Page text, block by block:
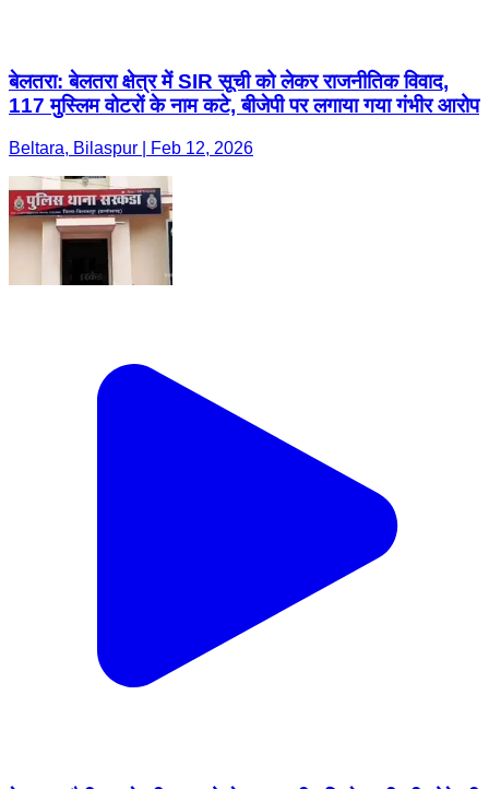
बेलतरा: बेलतरा क्षेत्र में SIR सूची को लेकर राजनीतिक विवाद,
117 मुस्लिम वोटरों के नाम कटे, बीजेपी पर लगाया गया गंभीर आरोप
Beltara, Bilaspur | Feb 12, 2026